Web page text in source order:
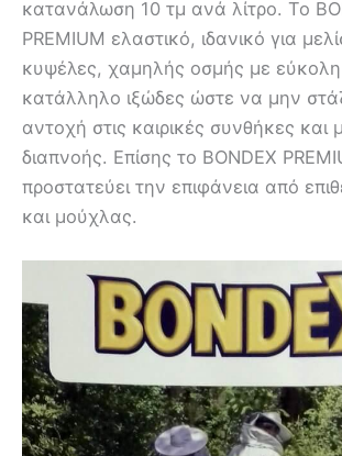
κατανάλωση 10 τμ ανά λίτρο. Το
PREMIUM ελαστικό, ιδανικό για
κυψέλες, χαμηλής οσμής με
κατάλληλο ιξώδες ώστε να μην
αντοχή στις καιρικές συνθήκες και
διαπνοής. Επίσης το BONDEX
προστατεύει την επιφάνεια από
και μούχλας.